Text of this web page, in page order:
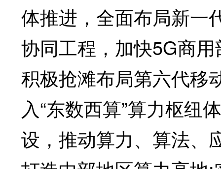
体推进，全面布局新一
协同工程，加快5G商
积极抢滩布局第六代移
入“东数西算”算力枢纽
设，推动算力、算法、